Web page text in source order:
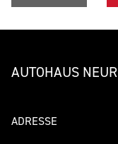
AUTOHAUS
ADRESSE